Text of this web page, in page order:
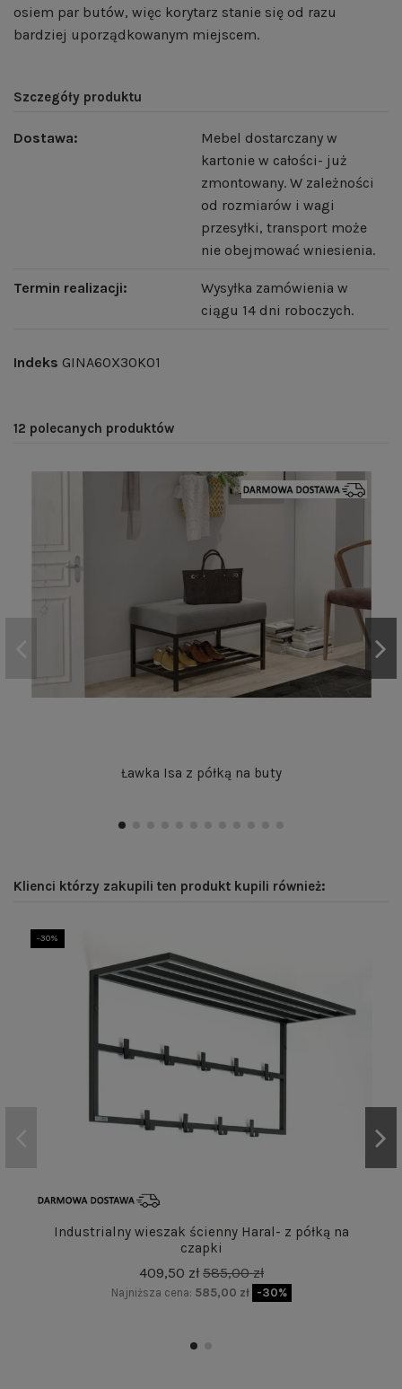
osiem par butów, więc korytarz stanie się od razu
bardziej uporządkowanym miejscem.
Szczegóły produktu
Dostawa:
Mebel dostarczany w
kartonie w całości- już
zmontowany. W zależności
od rozmiarów i wagi
przesyłki, transport może
nie obejmować wniesienia.
Termin realizacji:
Wysyłka zamówienia w
ciągu 14 dni roboczych.
Indeks GINA60X30K01
12 polecanych produktów
Ławka Isa z półką na buty
Klienci którzy zakupili ten produkt kupili również:
-30%
Industrialny wieszak ścienny Haral- z półką na
czapki
409,50 zł 585,00 zł
Najniższa cena: 585,00 zł -30%